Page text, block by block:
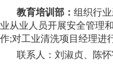
教育培训部： 组织行
业从业人员开展安全管理
作;对工业清洗项目经理进
联系人：刘淑贞、
陈